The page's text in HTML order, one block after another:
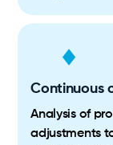
Continuous
Analysis of
adjustments